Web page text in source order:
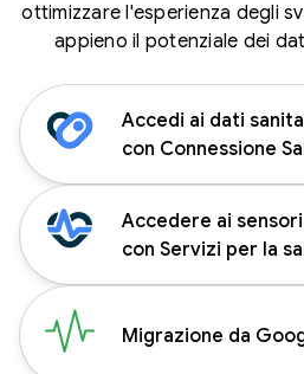
ottimizzare l'esperienza degli
appieno il potenziale dei
Accedi ai dati
con Connessione
Accedere ai sensori
con Servizi per la
Migrazione da